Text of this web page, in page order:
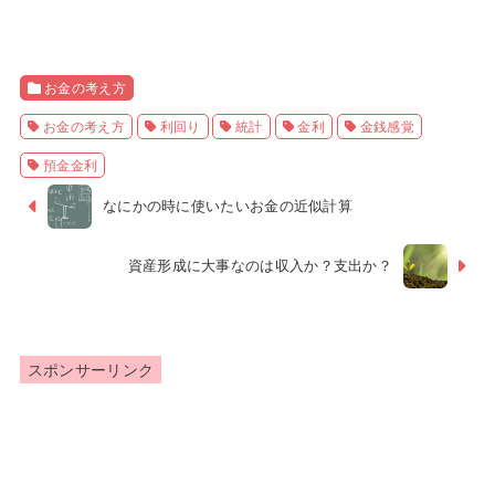
お金の考え方
お金の考え方 利回り 統計 金利 金銭感覚
預金金利
なにかの時に使いたいお金の近似計算
資産形成に大事なのは収入か？支出か？
スポンサーリンク